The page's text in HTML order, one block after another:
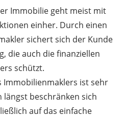
Immobilie geht meist mit
einher. Durch einen
sichert sich der Kunde
die auch die finanziellen
schützt.
Immobilienmaklers ist sehr
längst beschränken sich
auf das einfache